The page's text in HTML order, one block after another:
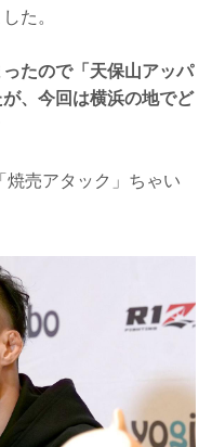
た。
たので「天保山アッパ
、今回は横浜の地でど
売アタック」ちゃい